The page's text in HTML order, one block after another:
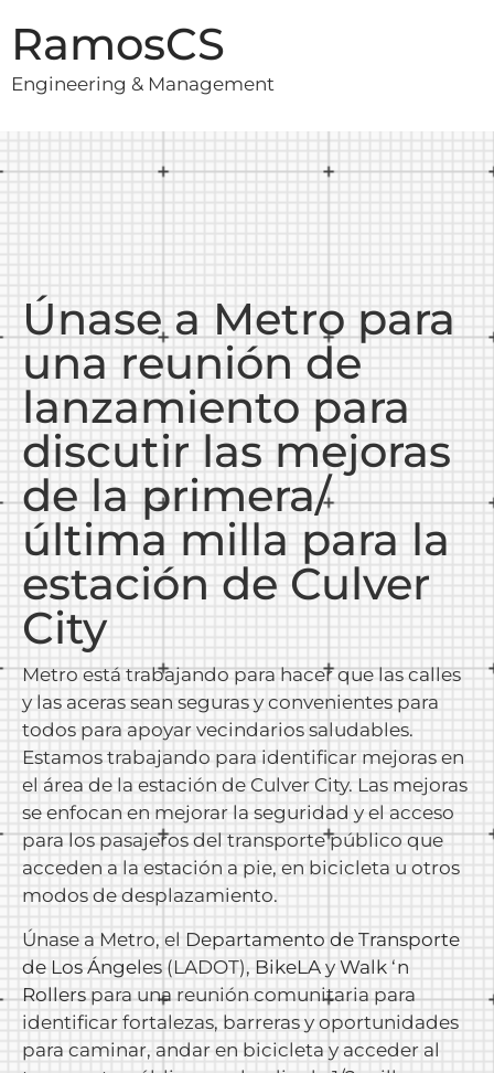
RamosCS
Engineering & Management
Únase a Metro para
una reunión de
lanzamiento para
discutir las mejoras
de la primera/
última milla para la
estación de Culver
City
Metro está trabajando para hacer que las calles
y las aceras sean seguras y convenientes para
todos para apoyar vecindarios saludables.
Estamos trabajando para identificar mejoras en
el área de la estación de Culver City. Las mejoras
se enfocan en mejorar la seguridad y el acceso
para los pasajeros del transporte público que
acceden a la estación a pie, en bicicleta u otros
modos de desplazamiento.
Únase a Metro, el Departamento de Transporte
de Los Ángeles (LADOT), BikeLA y Walk ‘n
Rollerspara una reunión comunitaria para
identificar fortalezas, barreras y oportunidades
para caminar, andar en bicicleta y acceder al